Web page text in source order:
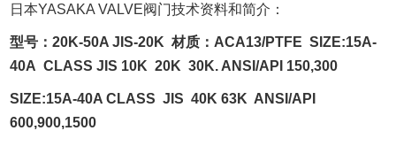
日本YASAKA VALVE阀门技术资料和简介：
型号：20K-50A JIS-20K材质： ACA13/PTFE SIZE:15A-
40A CLASS JIS 10K 20K 30K. ANSI/API 150,300
SIZE:15A-40A CLASS JIS 40K 63K ANSI/API
600,900,1500